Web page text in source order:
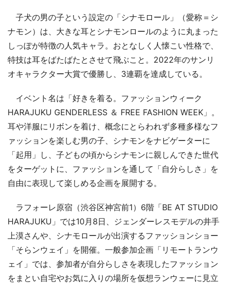
子犬の男の子という設定の「シナモロール」（愛称＝シ
ナモン）は、大きな耳とシナモンロールのように丸まった
しっぽが特徴の人気キャラ。おとなしく人懐こい性格で、
特技は耳をばたばたとさせて飛ぶこと。2022年のサンリ
オキャラクター大賞で優勝し、3連覇を達成している。
イベント名は「好きを着る。ファッションウィーク
HARAJUKU GENDERLESS ＆ FREE FASHION WEEK」。
耳や洋服にリボンを着け、概念にとらわれず多種多様なフ
ァッションを楽しむ男の子、シナモンをナビゲーターに
「起用」し、子どもの頃からシナモンに親しんできた世代
をターゲットに、ファッションを通して「自分らしさ」を
自由に表現して楽しめる企画を展開する。
ラフォーレ原宿（渋谷区神宮前1）6階「BE AT STUDIO
HARAJUKU」では10月8日、ジェンダーレスモデルの井手
上漠さんや、シナモロールが出演するファッションショー
「そらンウェイ」を開催。一般参加企画「リモートランウ
ェイ」では、参加者が自分らしさを表現したファッション
をまとい自宅やお気に入りの場所を仮想ランウェーに見立